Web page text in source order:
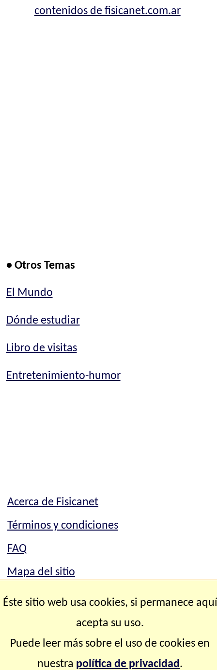
contenidos de fisicanet.com.ar
• Otros Temas
El Mundo
Dónde estudiar
Libro de visitas
Entretenimiento-humor
Acerca de Fisicanet
Términos y condiciones
FAQ
Mapa del sitio
Mapa del sitio
Éste sitio web usa cookies, si permanece aquí
acepta su uso.
Puede leer más sobre el uso de cookies en
nuestra política de privacidad.